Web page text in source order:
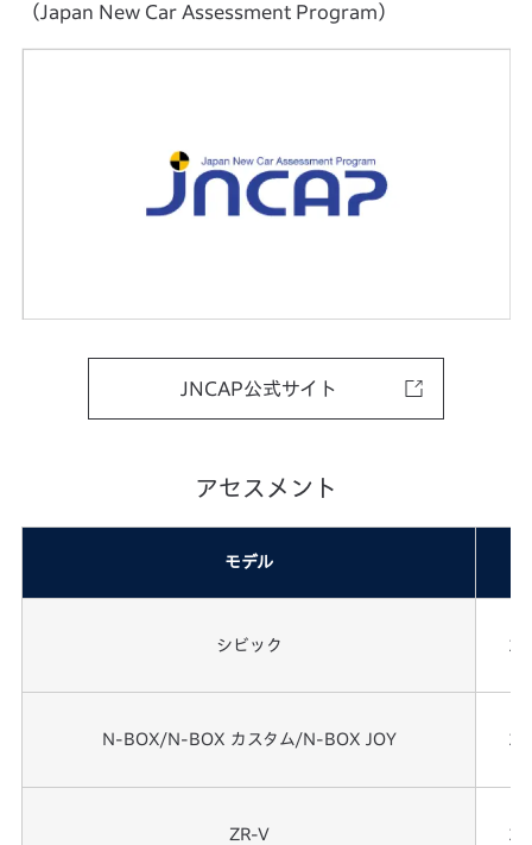
JNCAP公式サイト
（Japan New Car Assessment Program）
アセスメント
モデル
シビック
N-BOX/N-BOX カスタム/N-BOX JOY
ZR-V